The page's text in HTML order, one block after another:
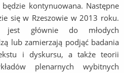
kontynuowana. Następne
się w Rzeszowie w 2013 roku.
jest głównie do młodych
lub zamierzają podjąć badania
i dyskursu, a także teorii
plenarnych wybitnych